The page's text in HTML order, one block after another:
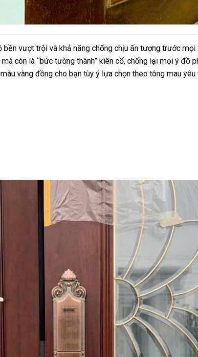
vượt trội và khả năng chống chịu ấn tượng trước
còn là “bức tường thành” kiên cố, chống lại mọi ý đồ
vàng đồng cho bạn tùy ý lựa chọn theo tông mau yêu